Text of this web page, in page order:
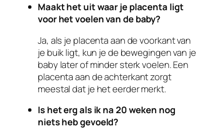
Maakt het uit waar je placenta ligt
voor het voelen van de baby?
Ja, als je placenta aan de voorkant van
je buik ligt, kun je de bewegingen van je
baby later of minder sterk voelen. Een
placenta aan de achterkant zorgt
meestal dat je het eerder merkt.
Is het erg als ik na 20 weken nog
niets heb gevoeld?